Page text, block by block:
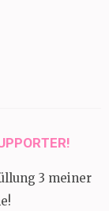
3 meiner